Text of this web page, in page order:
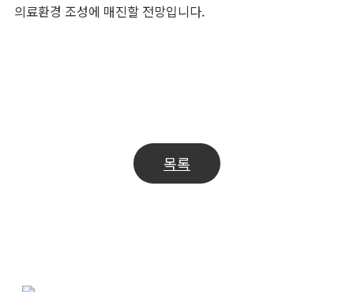
의료환경 조성에 매진할 전망입니다.
목록